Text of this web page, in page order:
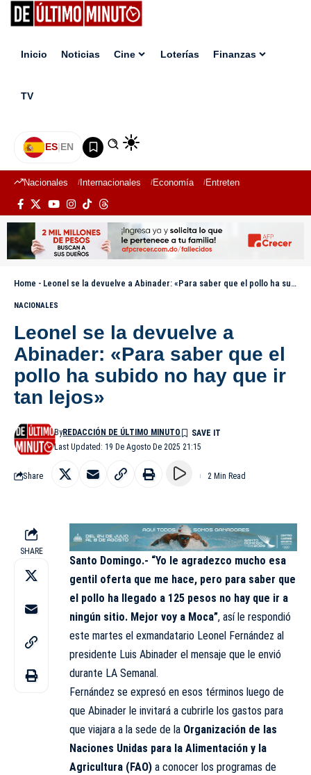
Inicio Noticias Cine Loterías Finanzas
TV
ES|EN
Nacionales Internacionales Economía Entretenimiento
Home - Leonel se la devuelve a Abinader: «Para saber que el pollo ha subido no hay que ir tan lejos»
NACIONALES
Leonel se la devuelve a
Abinader: «Para saber que el
pollo ha subido no hay que ir
tan lejos»
Last Updated: 19 De Agosto De 2025 21:15
ByREDACCIÓN DE ÚLTIMO MINUTO
Share 2 Min Read
SHARE
Santo Domingo.- “Yo le agradezco mucho esa
gentil oferta que me hace, pero para saber que
el pollo ha llegado a 125 pesos no hay que ir a
ningún sitio. Mejor voy a Moca”, así le respondió
este martes el exmandatario Leonel Fernández al
presidente Luis Abinader el mensaje que le envió
durante LA Semanal.
Fernández se expresó en esos términos luego de
que Abinader le invitará a cubrirle los gastos para
que viajara a la sede de la Organización de las
Naciones Unidas para la Alimentación y la
Agricultura (FAO) a conocer los programas de